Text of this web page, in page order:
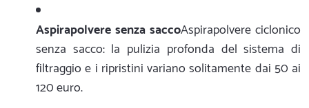
Aspirapolvere senza saccoAspirapolvere ciclonico
senza sacco: la pulizia profonda del sistema di
filtraggio e i ripristini variano solitamente dai 50 ai
120 euro.